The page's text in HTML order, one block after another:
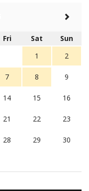
Fri Sat
Sun
1
2
7 8 9
14 15 16
21 22 23
28 29 30